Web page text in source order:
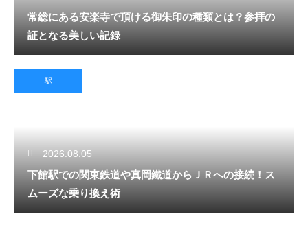
常総にある安楽寺で頂ける御朱印の種類とは？参拝の
証となる美しい記録
駅
2026.08.05
下館駅での関東鉄道や真岡鐵道からＪＲへの接続！ス
ムーズな乗り換え術